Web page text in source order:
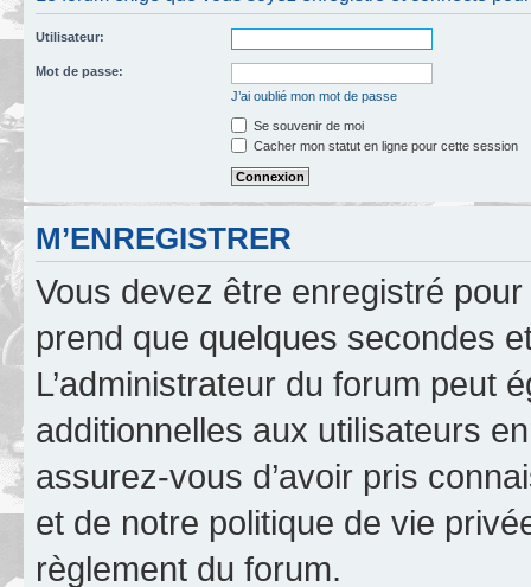
Utilisateur:
Mot de passe:
J’ai oublié mon mot de passe
Se souvenir de moi
Cacher mon statut en ligne pour cette session
M’ENREGISTRER
Vous devez être enregistré
prend que quelques secondes
L’administrateur du forum peut
additionnelles aux utilisateurs
assurez-vous d’avoir pris
et de notre politique de vie
règlement du forum.